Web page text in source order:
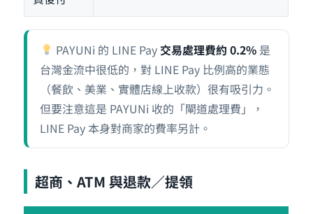
PAYUNi 的 LINE Pay 交易處理費約 0.2%是
台灣金流中很低的，對 LINE Pay 比例高的業態
（餐飲、美業、實體店線上收款）很有吸引力。
但要注意這是 PAYUNi 收的「閘道處理費」，
LINE Pay 本身對商家的費率另計。
超商、ATM 與退款／提領